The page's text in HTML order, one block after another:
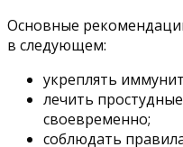
Основные
в следующем:
укреплять
лечить
своевременно;
соблюдать